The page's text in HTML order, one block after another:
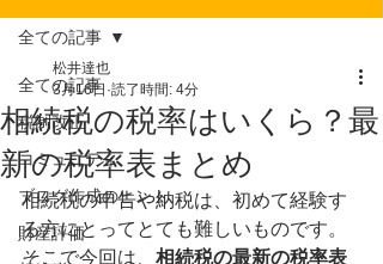
全ての記事
税制改正
コミュニティ
ブログ作成のヒント
財産評価
全ての記事
相続税の税率はいくら？最
新の税率表まとめ
松井達也
3月16日 読了時間: 4分
相続税の申告や納税は、初めて経験す
る方にとってとても難しいものです。
そこで今回は、 相続税の最新の税率表